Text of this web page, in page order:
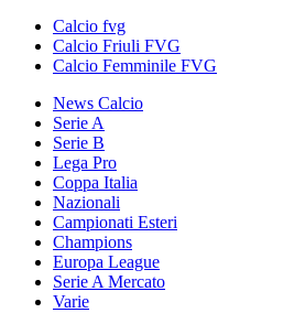
Calcio fvg
Calcio Friuli FVG
Calcio Femminile FVG
News Calcio
Serie A
Serie B
Lega Pro
Coppa Italia
Nazionali
Campionati Esteri
Champions
Europa League
Serie A Mercato
Varie